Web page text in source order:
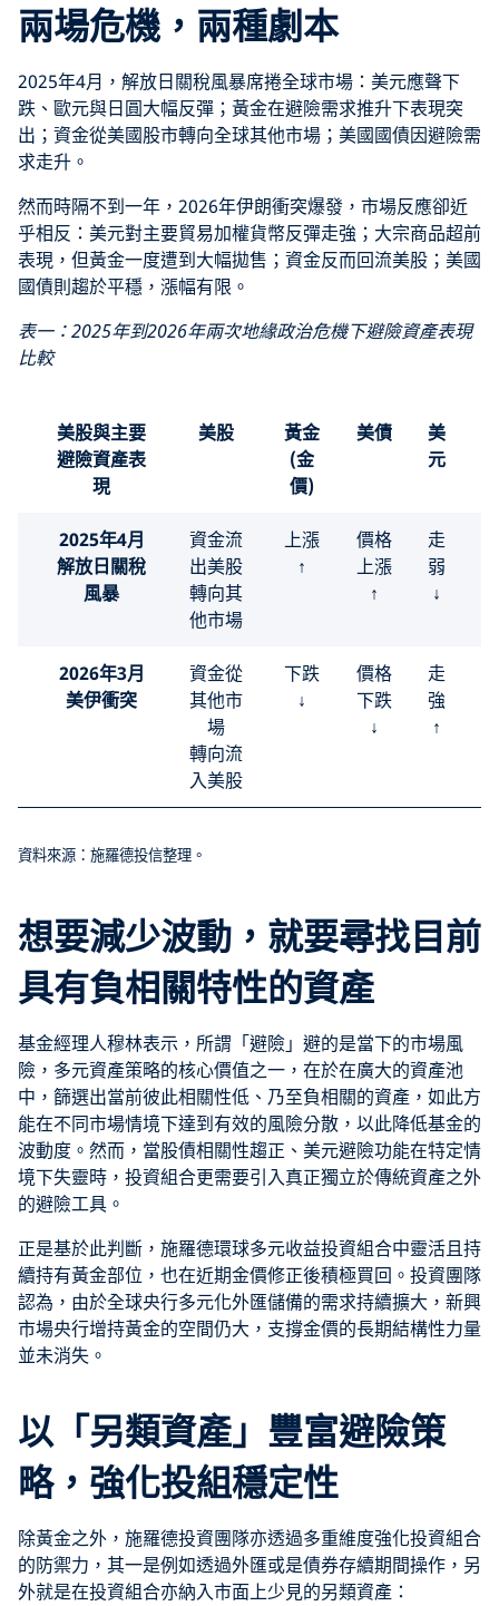
兩場危機，兩種劇本
2025年4月，解放日關稅風暴席捲全球市場：美元應聲下
跌、歐元與日圓大幅反彈；黃金在避險需求推升下表現突
出；資金從美國股市轉向全球其他市場；美國國債因避險需
求走升。
然而時隔不到一年，2026年伊朗衝突爆發，市場反應卻近
乎相反：美元對主要貿易加權貨幣反彈走強；大宗商品超前
表現，但黃金一度遭到大幅拋售；資金反而回流美股；美國
國債則趨於平穩，漲幅有限。
表一：2025年到2026年兩次地緣政治危機下避險資產表現
比較
美股與主要
避險資產表
現
美股
黃金
(金
價)
美債
美
元
2025年4月
解放日關稅
風暴
資金流
出美股
轉向其
他市場
上漲
↑
價格
上漲
↑
走
弱
↓
2026年3月
美伊衝突
資金從
其他市
場
轉向流
入美股
下跌
↓
價格
下跌
↓
走
強
↑
資料來源：施羅德投信整理。
想要減少波動，就要尋找目前
具有負相關特性的資產
基金經理人穆林表示，所謂「避險」避的是當下的市場風
險，多元資產策略的核心價值之一，在於在廣大的資產池
中，篩選出當前彼此相關性低、乃至負相關的資產，如此方
能在不同市場情境下達到有效的風險分散，以此降低基金的
波動度。然而，當股債相關性趨正、美元避險功能在特定情
境下失靈時，投資組合更需要引入真正獨立於傳統資產之外
的避險工具。
正是基於此判斷，施羅德環球多元收益投資組合中靈活且持
續持有黃金部位，也在近期金價修正後積極買回。投資團隊
認為，由於全球央行多元化外匯儲備的需求持續擴大，新興
市場央行增持黃金的空間仍大，支撐金價的長期結構性力量
並未消失。
以「另類資產」豐富避險策
略，強化投組穩定性
除黃金之外，施羅德投資團隊亦透過多重維度強化投資組合
的防禦力，其一是例如透過外匯或是債券存續期間操作，另
外就是在投資組合亦納入市面上少見的另類資產：